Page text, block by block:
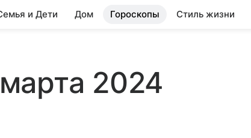
и Дети Дом Гороскопы Стиль жизни
2024